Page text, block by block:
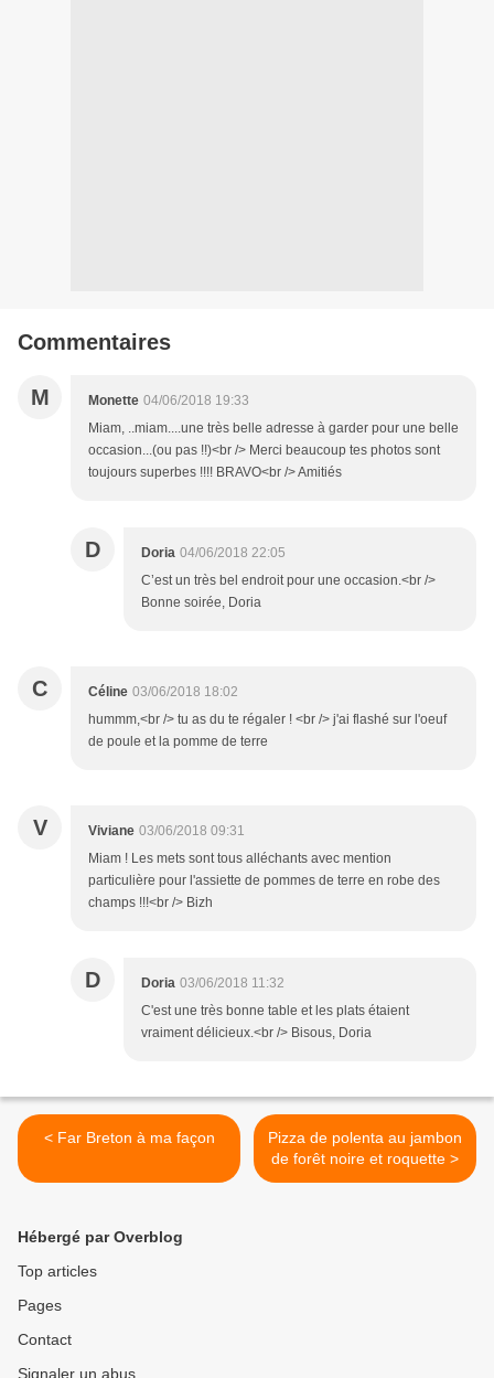
Commentaires
M Monette 04/06/2018 19:33
Miam, ..miam....une très belle adresse à garder pour une belle
occasion...(ou pas !!)<br /> Merci beaucoup tes photos sont
toujours superbes !!!! BRAVO<br /> Amitiés
D Doria 04/06/2018 22:05
C’est un très bel endroit pour une occasion.<br />
Bonne soirée, Doria
C Céline 03/06/2018 18:02
hummm,<br /> tu as du te régaler ! <br /> j'ai flashé sur l'oeuf
de poule et la pomme de terre
V Viviane 03/06/2018 09:31
Miam ! Les mets sont tous alléchants avec mention
particulière pour l'assiette de pommes de terre en robe des
champs !!!<br /> Bizh
D Doria 03/06/2018 11:32
C'est une très bonne table et les plats étaient
vraiment délicieux.<br /> Bisous, Doria
< Far Breton à ma façon
Pizza de polenta au jambon
de forêt noire et roquette >
Hébergé par Overblog
Top articles
Pages
Contact
Signaler un abus